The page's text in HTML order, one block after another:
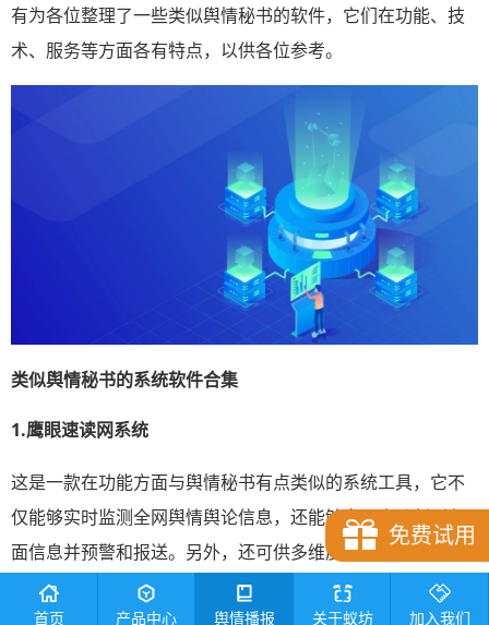
有为各位整理了一些类似舆情秘书的软件，它们在功能、技
术、服务等方面各有特点，以供各位参考。
类似舆情秘书的系统软件合集
1.鹰眼速读网系统
这是一款在功能方面与舆情秘书有点类似的系统工具，它不
仅能够实时监测全网舆情舆论信息，还能够实现自动判别负
面信息并预警和报送。另外，还可供多维度的数据分析报
告。
免费试用
首页 产品中心 舆情播报 关于蚁坊 加入我们